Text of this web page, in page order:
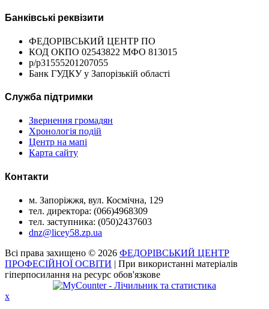
Банківські реквізити
ФЕДОРІВСЬКИЙ ЦЕНТР ПО
КОД ОКПО 02543822 МФО 813015
р/р31555201207055
Банк ГУДКУ у Запорізькій області
Служба підтримки
Звернення громадян
Хронологія подій
Центр на мапі
Карта сайту
Контакти
м. Запоріжжя, вул. Космічна, 129
тел. директора: (066)4968309
тел. заступника: (050)2437603
dnz@licey58.zp.ua
Всі права захищено © 2026 ФЕДОРІВСЬКИЙ ЦЕНТР
ПРОФЕСІЙНОЇ ОСВІТИ | При використанні матеріалів
гіперпосилання на ресурс обов'язкове
x